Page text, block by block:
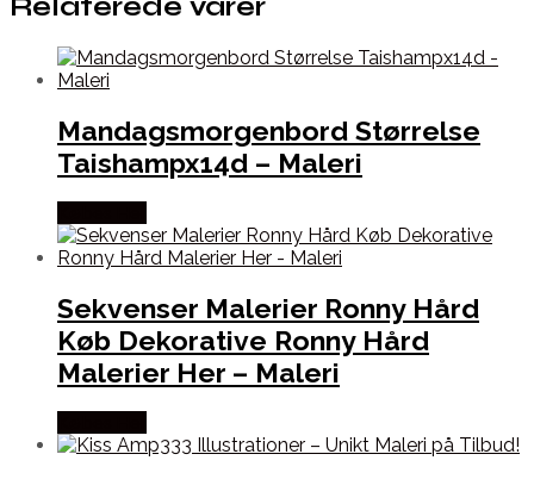
Relaterede varer
Mandagsmorgenbord Størrelse
Taishampx14d – Maleri
Sekvenser Malerier Ronny Hård
Køb Dekorative Ronny Hård
Malerier Her – Maleri